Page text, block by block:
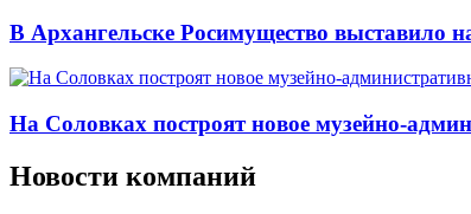
В Архангельске Росимущество выставило
На Соловках построят новое музейно-
Новости компаний